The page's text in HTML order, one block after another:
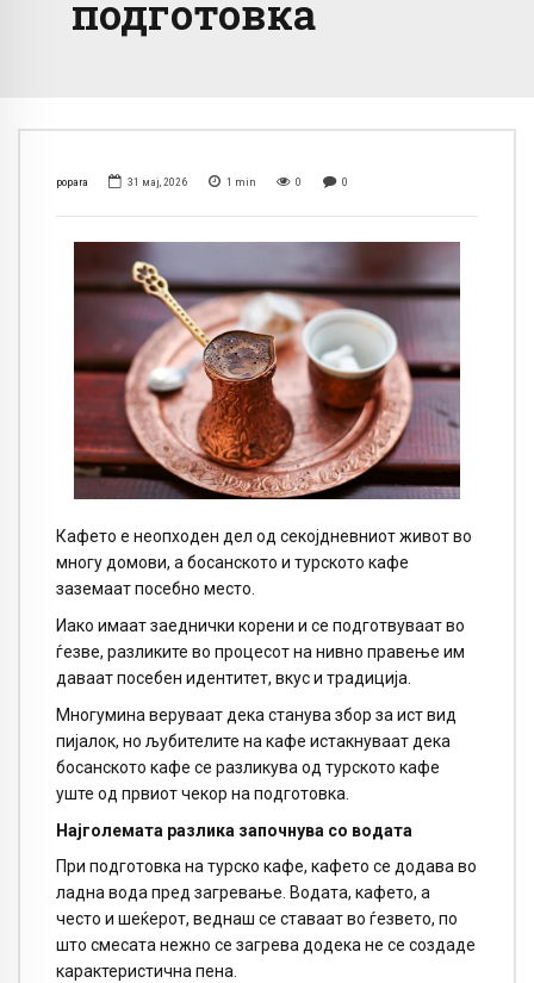
подготовка
popara 31 мај, 2026 1 min 0 0
Кафето е неопходен дел од секојдневниот живот во
многу домови, а босанското и турското кафе
заземаат посебно место.
Иако имаат заеднички корени и се подготвуваат во
ѓезве, разликите во процесот на нивно правење им
даваат посебен идентитет, вкус и традиција.
Многумина веруваат дека станува збор за ист вид
пијалок, но љубителите на кафе истакнуваат дека
босанското кафе се разликува од турското кафе
уште од првиот чекор на подготовка.
Најголемата разлика започнува со водата
При подготовка на турско кафе, кафето се додава во
ладна вода пред загревање. Водата, кафето, а
често и шеќерот, веднаш се ставаат во ѓезвето, по
што смесата нежно се загрева додека не се создаде
карактеристична пена.